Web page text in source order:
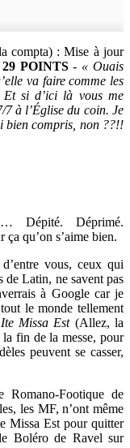
compta) : Mise à jour
POINTS- « Ouais
va faire comme les
si d’ici là vous me
7 à l’Église du coin. Je
bien compris, non ??!!
Dépité. Déprimé.
qu’on s’aime bien.
vous, ceux qui
de Latin, ne savent pas
à Google car je
le monde tellement
Ite Missa Est(Allez, la
fin de la messe, pour
peuvent se casser,
Romano-Footique de
les MF, n’ont même
Missa Est pour quitter
Boléro de Ravel sur